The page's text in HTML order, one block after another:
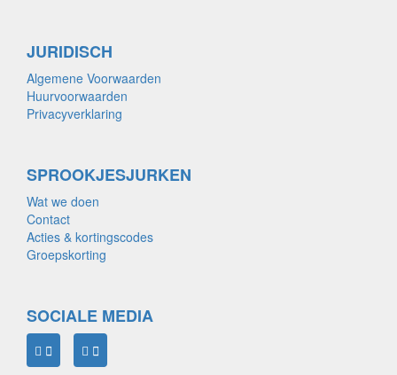
JURIDISCH
Algemene Voorwaarden
Huurvoorwaarden
Privacyverklaring
SPROOKJESJURKEN
Wat we doen
Contact
Acties & kortingscodes
Groepskorting
SOCIALE MEDIA